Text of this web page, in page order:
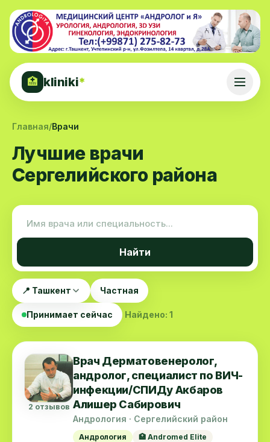
🏥 kliniki*
Главная/Врачи
Лучшие врачи
Сергелийского района
Найти
📍 Ташкент Частная
Принимает сейчас Найдено: 1
2 отзывов
Врач Дерматовенеролог,
андролог, специалист по ВИЧ-
инфекции/СПИДу Акбаров
Алишер Сабирович
Андрология · Сергелийский район
Андрология 🏥 Andromed Elite